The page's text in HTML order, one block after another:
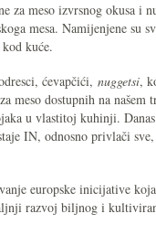
za meso izvrsnog okusa
mesa. Namijenjene su
kuće.
ćevapčići, nuggetsi,
meso dostupnih na
u vlastitoj kuhinji.
IN, odnosno privlači
europske inicijative
razvoj biljnog i